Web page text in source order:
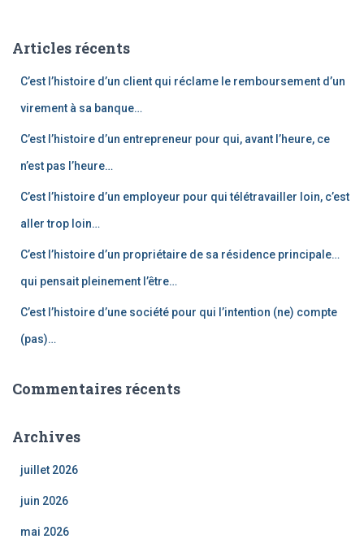
rArticles récents
C’est l’histoire d’un client qui réclame le remboursement d’un
virement à sa banque…
C’est l’histoire d’un entrepreneur pour qui, avant l’heure, ce
n’est pas l’heure…
C’est l’histoire d’un employeur pour qui télétravailler loin, c’est
aller trop loin…
C’est l’histoire d’un propriétaire de sa résidence principale…
qui pensait pleinement l’être…
C’est l’histoire d’une société pour qui l’intention (ne) compte
(pas)…
Commentaires récents
Archives
juillet 2026
juin 2026
mai 2026